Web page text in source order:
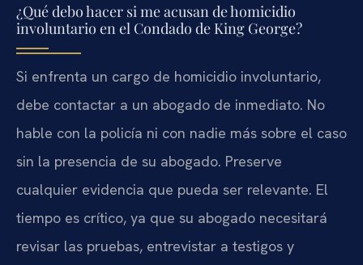
¿Qué debo hacer si me acusan de homicidio
involuntario en el Condado de King George?
Si enfrenta un cargo de homicidio involuntario,
debe contactar a un abogado de inmediato. No
hable con la policía ni con nadie más sobre el caso
sin la presencia de su abogado. Preserve
cualquier evidencia que pueda ser relevante. El
tiempo es crítico, ya que su abogado necesitará
revisar las pruebas, entrevistar a testigos y